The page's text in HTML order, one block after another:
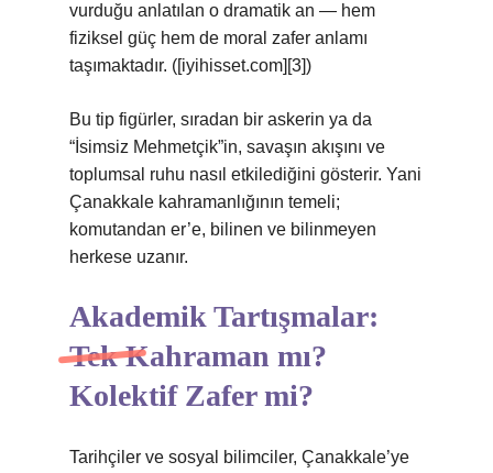
vurduğu anlatılan o dramatik an — hem
fiziksel güç hem de moral zafer anlamı
taşımaktadır. ([iyihisset.com][3])
Bu tip figürler, sıradan bir askerin ya da
“İsimsiz Mehmetçik”in, savaşın akışını ve
toplumsal ruhu nasıl etkilediğini gösterir. Yani
Çanakkale kahramanlığının temeli;
komutandan er’e, bilinen ve bilinmeyen
herkese uzanır.
Akademik Tartışmalar:
Tek Kahraman mı?
Kolektif Zafer mi?
Tarihçiler ve sosyal bilimciler, Çanakkale’ye